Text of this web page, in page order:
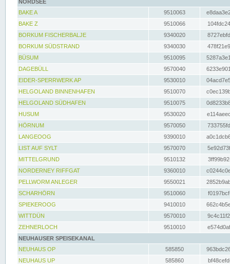
NORDSEE
BAKE A
9510063
BAKE Z
9510066
BORKUM FISCHERBALJE
9340020
BORKUM SÜDSTRAND
9340030
BÜSUM
9510095
DAGEBÜLL
9570040
EIDER-SPERRWERK AP
9530010
HELGOLAND BINNENHAFEN
9510070
HELGOLAND SÜDHAFEN
9510075
HUSUM
9530020
HÖRNUM
9570050
LANGEOOG
9390010
LIST AUF SYLT
9570070
MITTELGRUND
9510132
NORDERNEY RIFFGAT
9360010
PELLWORM ANLEGER
9550021
SCHARHÖRN
9510060
SPIEKEROOG
9410010
WITTDÜN
9570010
ZEHNERLOCH
9510010
NEUHAUSER SPEISEKANAL
NEUHAUS OP
585850
NEUHAUS UP
585860